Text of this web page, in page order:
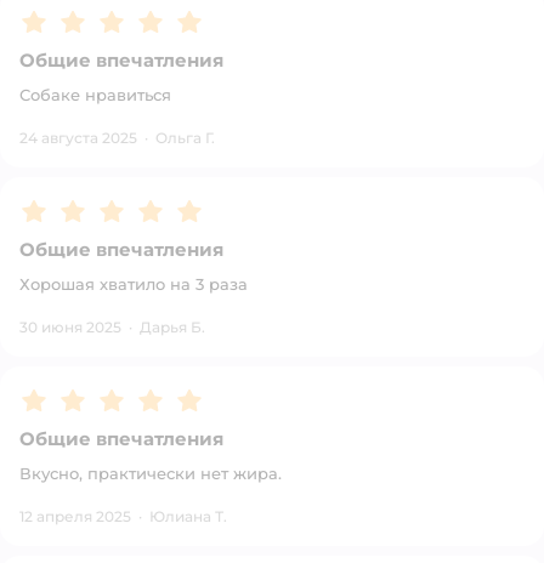
Рейтинг:5
Общие впечатления
Собаке нравиться
24 августа 2025 · Ольга Г.
Рейтинг:5
Общие впечатления
Хорошая хватило на 3 раза
30 июня 2025 · Дарья Б.
Рейтинг:5
Общие впечатления
Вкусно, практически нет жира.
12 апреля 2025 · Юлиана Т.